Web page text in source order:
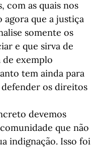
com as quais nos
agora que a justiça
somente os
e que sirva de
de exemplo
tem ainda para
os direitos
devemos
que não
indignação. Isso foi